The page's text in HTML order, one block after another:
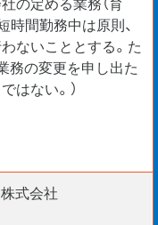
時間勤務中は原則、
ないこととする。た
務の変更を申し出た
はない。）
式会社